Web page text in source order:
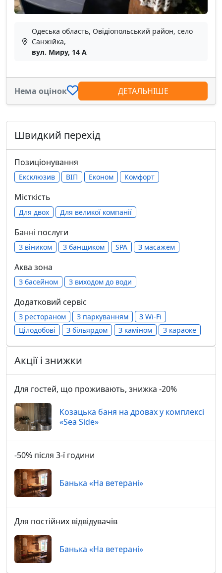
Одеська область, Овідіопольський район, село
Санжійка,
вул. Миру, 14 А
Нема оцінок ДЕТАЛЬНІШЕ
Швидкий перехід
Позиціонування
Ексклюзив ВІП Економ Комфорт
Місткість
Для двох Для великої компанії
Банні послуги
З віником З банщиком SPA З масажем
Аква зона
З басейном З виходом до води
Додатковий сервіс
З рестораном З паркуванням
З Wi-Fi
Цілодобові
З більярдом З каміном З караоке
Акції і знижки
Для гостей, що проживають, знижка -20%
Козацька баня на дровах у комплексі
«Sea Side»
-50% після 3-ї години
Банька «На ветерані»
Для постійних відвідувачів
Банька «На ветерані»